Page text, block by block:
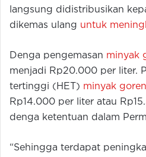
langsung didistribusikan
dikemas ulang untuk
Denga pengemasan minyak
menjadi Rp20.000 per liter.
tertinggi (HET) minyak
Rp14.000 per liter atau
denga ketentuan dalam
“Sehingga terdapat